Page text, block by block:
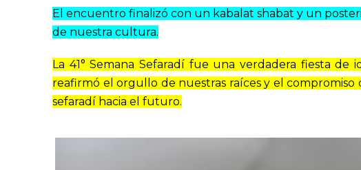
El encuentro finalizó con un kabalat shabat y un
de nuestra cultura.
La 41° Semana Sefaradí fue una verdadera fiesta de
reafirmó el orgullo de nuestras raíces y el
sefaradí hacia el futuro.